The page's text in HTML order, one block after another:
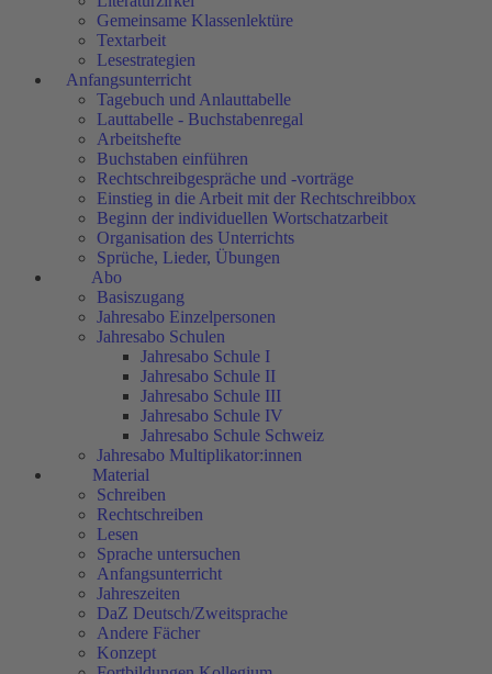
Gemeinsame Klassenlektüre
Textarbeit
Lesestrategien
Anfangsunterricht
Tagebuch und Anlauttabelle
Lauttabelle - Buchstabenregal
Arbeitshefte
Buchstaben einführen
Rechtschreibgespräche und -vorträge
Einstieg in die Arbeit mit der Rechtschreibbox
Beginn der individuellen Wortschatzarbeit
Organisation des Unterrichts
Sprüche, Lieder, Übungen
Abo
Basiszugang
Jahresabo Einzelpersonen
Jahresabo Schulen
Jahresabo Schule I
Jahresabo Schule II
Jahresabo Schule III
Jahresabo Schule IV
Jahresabo Schule Schweiz
Jahresabo Multiplikator:innen
Material
Schreiben
Rechtschreiben
Lesen
Sprache untersuchen
Anfangsunterricht
Jahreszeiten
DaZ Deutsch/Zweitsprache
Andere Fächer
Konzept